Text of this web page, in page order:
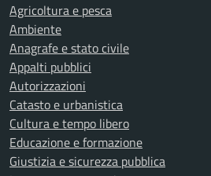
Agricoltura e pesca
Ambiente
Anagrafe e stato civile
Appalti pubblici
Autorizzazioni
Catasto e urbanistica
Cultura e tempo libero
Educazione e formazione
Giustizia e sicurezza pubblica